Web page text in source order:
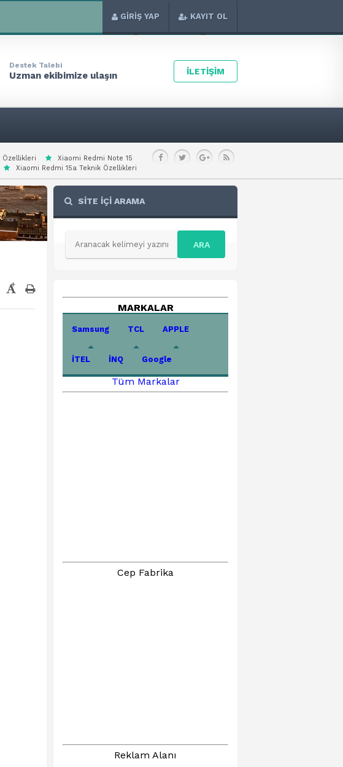
GİRİŞ YAP KAYIT OL
Destek Talebi
Uzman ekibimize ulaşın İLETİŞİM
Özellikleri
Xiaomi Redmi Note 15
Xiaomi Redmi 15a Teknik Özellikleri
+
SİTE İÇİ ARAMA
ARA
MARKALAR
Samsung TCL APPLE
İTEL İNQ Google
Tüm Markalar
Cep Fabrika
Reklam Alanı